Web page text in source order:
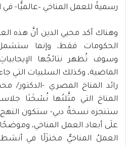
رسميةً للعمل المناخي –عالميًّا-
وهناك أكد محيي الدين أنَّ هذه
الحكومات فقط، وإنما ستشمل
وسوف تُظهر نتائجُها
الماضية، وكذلك السلبيات التي
رائد المناخ المصري -الدكتور/
المناخ التي مثَّلتْها نُسْخَتَا
ستنجزه نسخةُ دبي- ستكون النهج
علَى أبعاد العمل المناخي،
العملُ المناخيُّ مختزَلًا في